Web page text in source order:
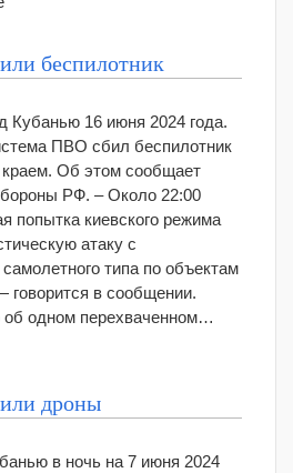
беспилотник
Кубанью 16 июня 2024 года.
ПВО сбил беспилотник
Об этом сообщает
РФ. – Около 22:00
попытка киевского режима
атаку c
типа по объектам
говорится в сообщении.
одном перехваченном…
дроны
в ночь на 7 июня 2024